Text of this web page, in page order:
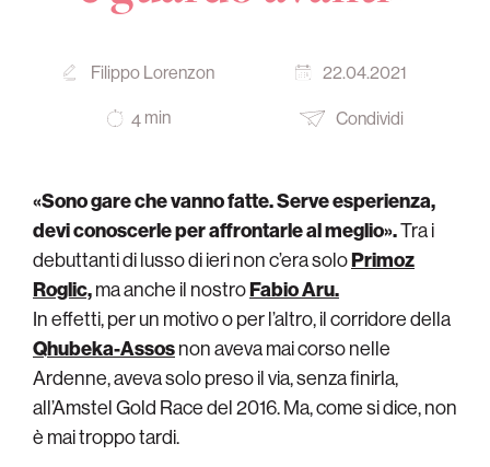
Filippo Lorenzon 22.04.2021
4 min Condividi
«Sono gare che vanno fatte. Serve esperienza,
devi conoscerle per affrontarle al meglio».Tra i
debuttanti di lusso di ieri non c’era soloPrimoz
Roglic,ma anche il nostroFabio Aru.
In effetti, per un motivo o per l’altro, il corridore della
Qhubeka-Assosnon aveva mai corso nelle
Ardenne, aveva solo preso il via, senza finirla,
all’Amstel Gold Race del 2016. Ma, come si dice, non
è mai troppo tardi.